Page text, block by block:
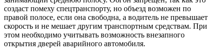
создаст помеху спецтранспорту, но объезд возможен по
правой полосе, если она свободна, а водитель не превышает
скорость и не мешает другим транспортным средствам. При
этом необходимо учитывать возможность внезапного
открытия дверей аварийного автомобиля.